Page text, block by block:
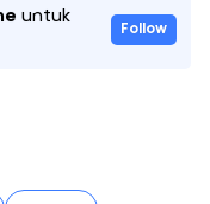
untuk
Follow